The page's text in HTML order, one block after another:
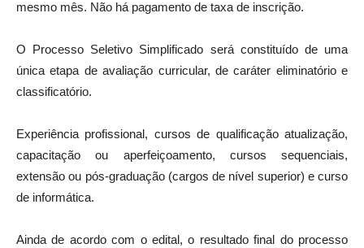
mesmo mês. Não há pagamento de taxa de inscrição.
O Processo Seletivo Simplificado será constituído de uma
única etapa de avaliação curricular, de caráter eliminatório e
classificatório.
Experiência profissional, cursos de qualificação atualização,
capacitação ou aperfeiçoamento, cursos sequenciais,
extensão ou pós-graduação (cargos de nível superior) e curso
de informática.
Ainda de acordo com o edital, o resultado final do processo